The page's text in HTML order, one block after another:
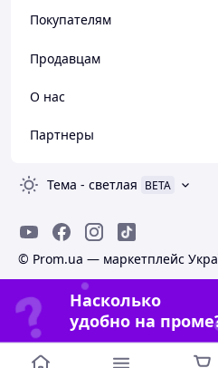
Покупателям
Продавцам
О нас
Партнеры
Тема - светлая BETA
© Prom.ua — маркетплейс
Насколько
удобно на